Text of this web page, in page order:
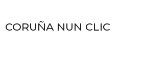
CORUÑA NUN CLIC